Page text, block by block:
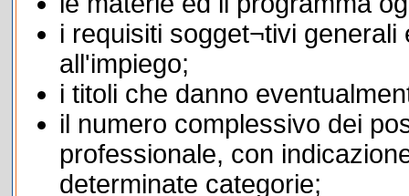
i requisiti sogget¬tivi
all'impiego;
i titoli che danno
il numero complessivo dei
professionale, con
determinate categorie;